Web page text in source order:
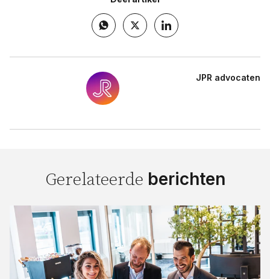
JPR advocaten
Gerelateerde berichten